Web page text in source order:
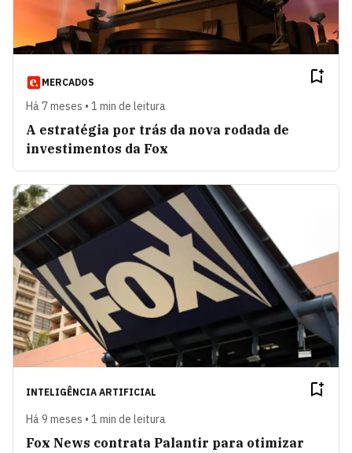
MERCADOS
Há 7 meses • 1 min de leitura
A estratégia por trás da nova rodada de
investimentos da Fox
INTELIGÊNCIA ARTIFICIAL
Há 9 meses • 1 min de leitura
Fox News contrata Palantir para otimizar